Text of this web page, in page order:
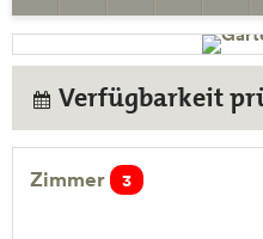
Verfügbarkeit
Zimmer 3